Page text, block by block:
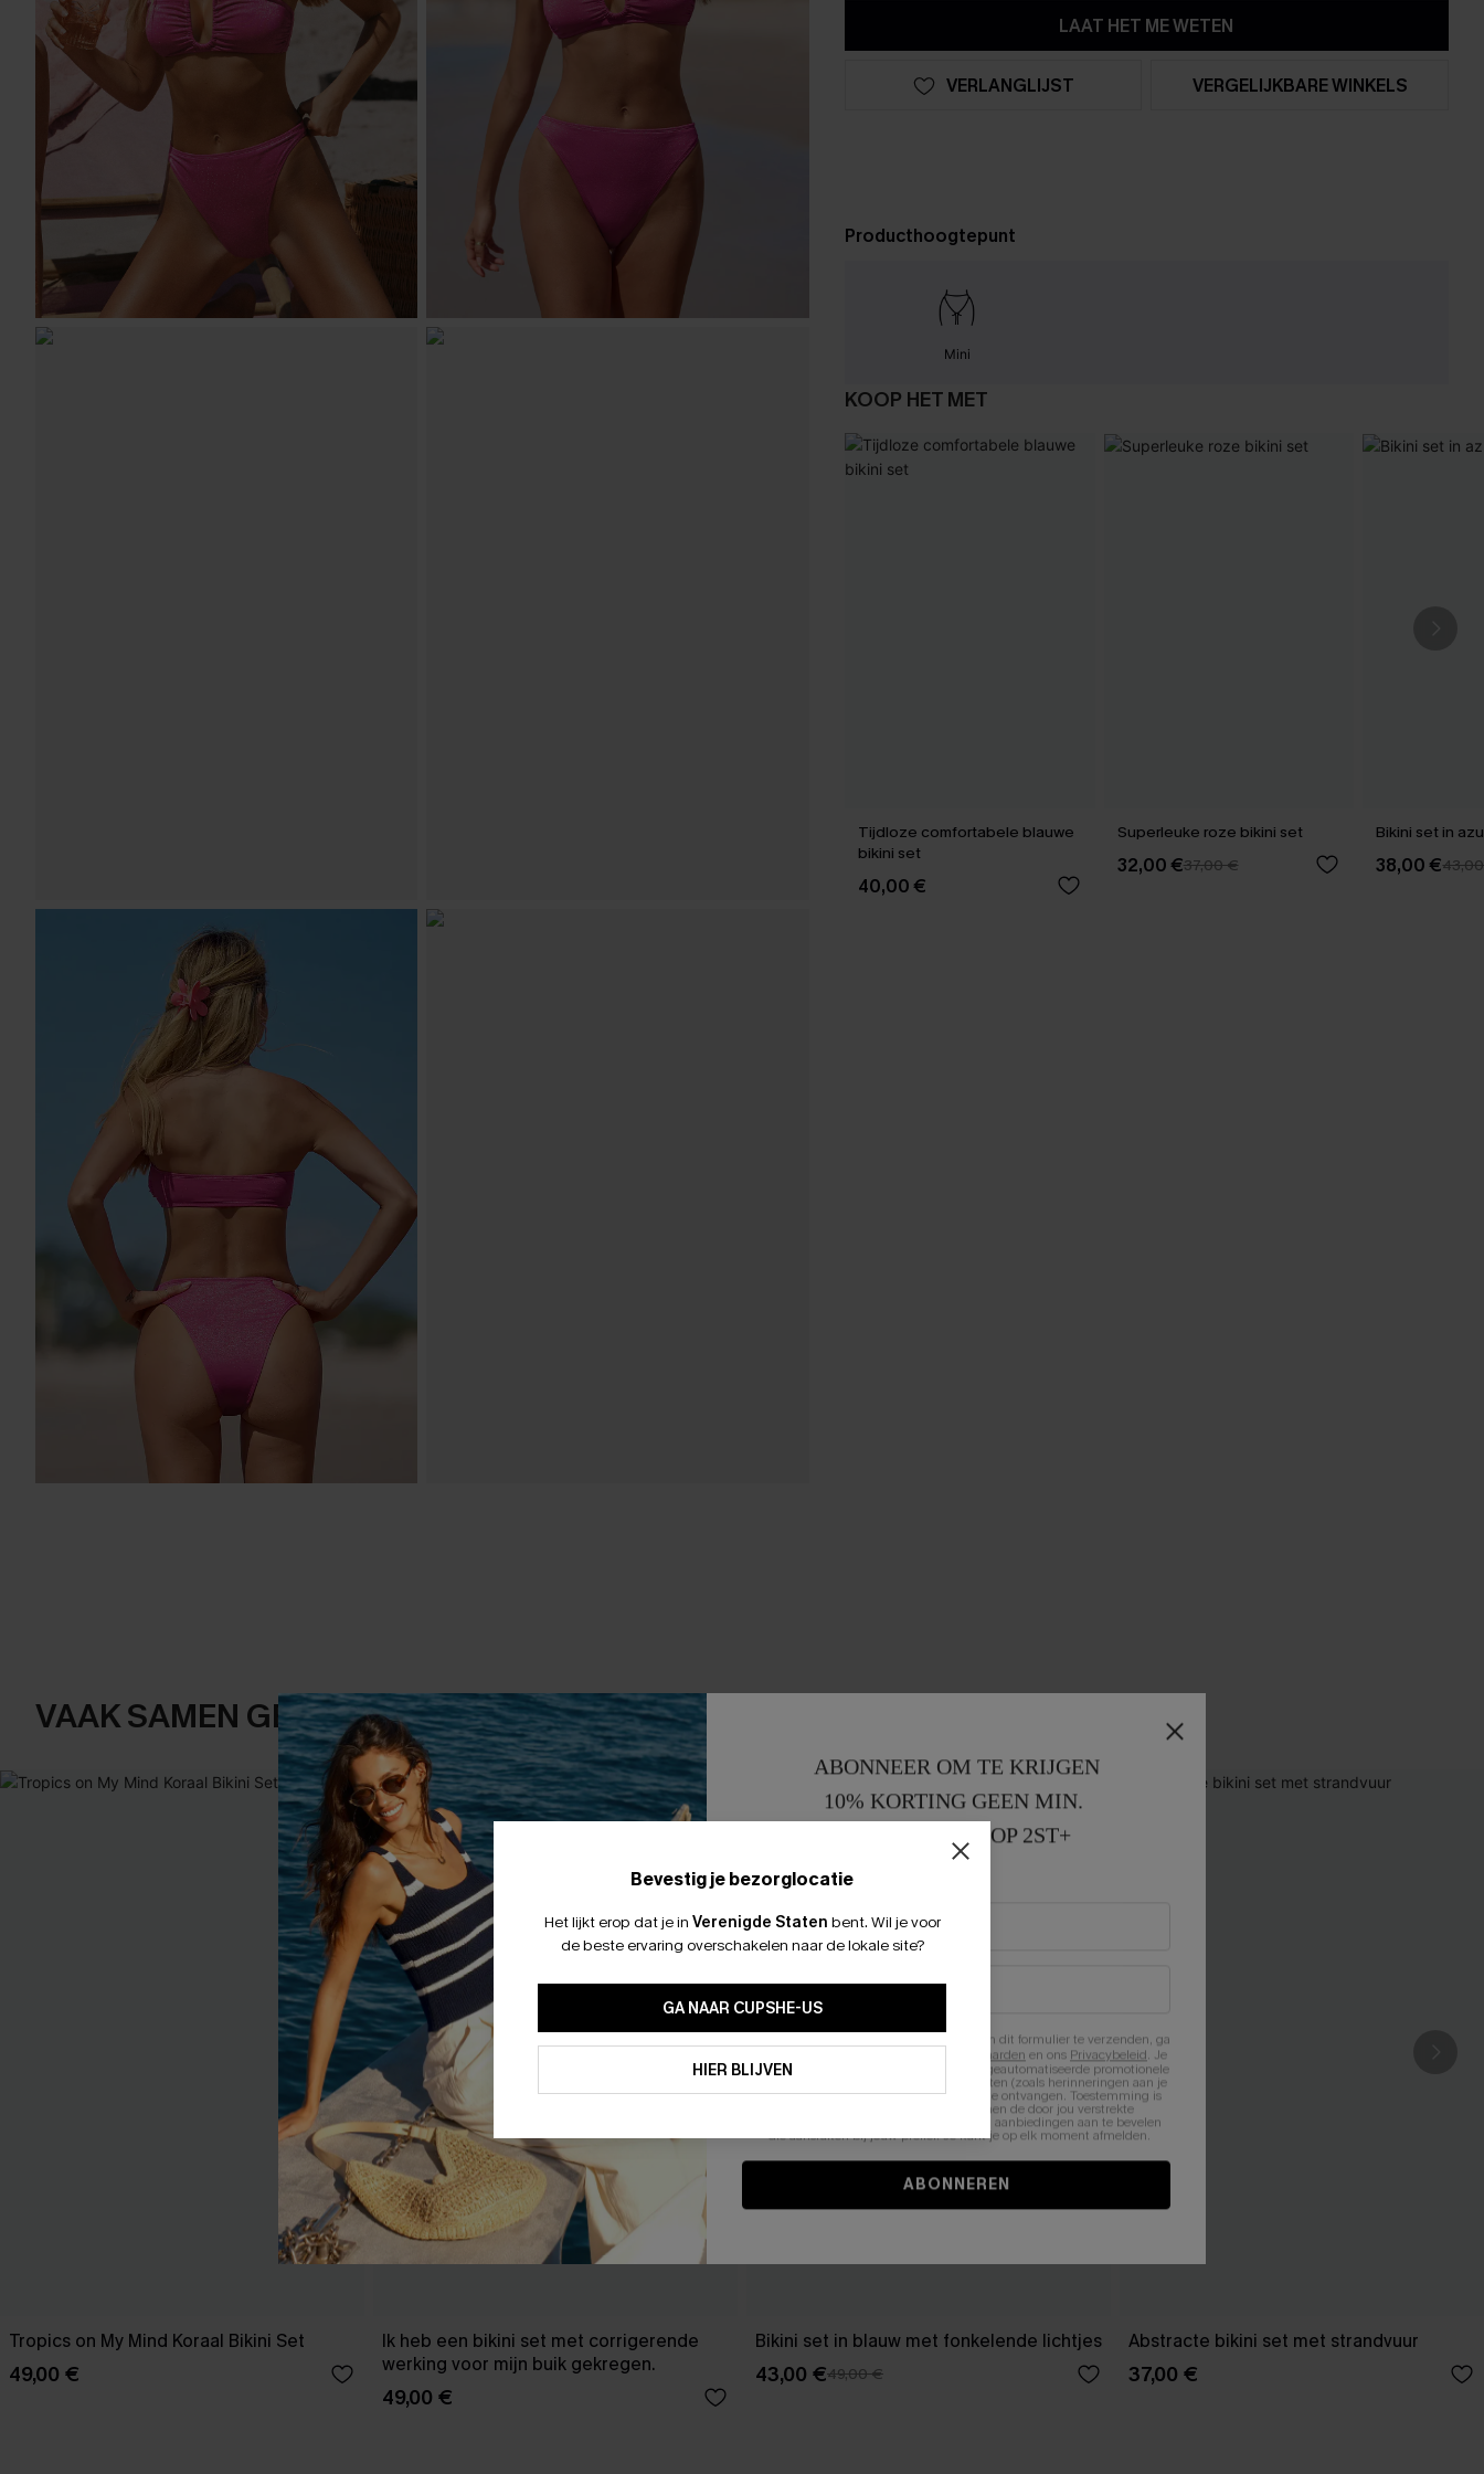
LAAT HET ME WETEN
VERLANGLIJST VERGELIJKBARE WINKELS
Producthoogtepunt
Mini
KOOP HET MET
Tijdloze comfortabele blauwe
bikini set
40,00 €
Superleuke roze bikini set
32,00 €37,00 €
Bikini set in
38,00 €
VAAK SAMEN GEKOCHT
Tropics on My Mind Koraal Bikini Set
49,00 €
Ik heb een bikini set met corrigerende
werking voor mijn buik gekregen.
49,00 €
Bikini set in blauw met fonkelende lichtjes
43,00 €49,00 €
Abstracte bikini set met strandvuur
37,00 €
Bevestig je bezorglocatie
Het lijkt erop dat je in Verenigde Staten bent. Wil je voor
de beste ervaring overschakelen naar de lokale site?
GA NAAR CUPSHE-US
HIER BLIJVEN
ABONNEER OM TE KRIJGEN
10% KORTING GEEN MIN.
15% KORTING OP 2ST+
Door je contactgegevens in te vullen en dit formulier te verzenden, ga
Algemene Voorwaarden en ons Privacybeleid. Je
stemt er tevens mee in om herhaalde geautomatiseerde promotionele
en gepersonaliseerde marketingberichten (zoals herinneringen aan je
winkelwagen) en e-mails van Cupshe te ontvangen. Toestemming is
niet vereist voor een aankoop. We kunnen de door jou verstrekte
informatie gebruiken om producten en aanbiedingen aan te bevelen
die aansluiten bij jouw profiel. Je kunt je op elk moment afmelden.
ABONNEREN